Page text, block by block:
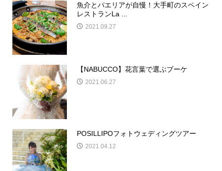
魚介とパエリアが自慢！大手町のスペイン
レストランLa ...
2021.09.27
【NABUCCO】花言葉で選ぶブーケ
2021.06.27
POSILLIPOフォトウェディングツアー
2021.04.12